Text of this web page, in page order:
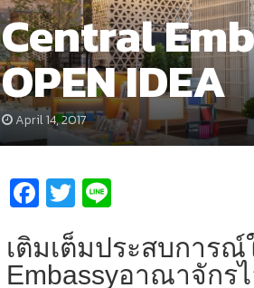
Central
OPEN IDEA
April 14, 2017
Fa
ce
b
T
wi
tt
Li
n
e
เติมเต็มประสบการ
Embassyอาณาจักร